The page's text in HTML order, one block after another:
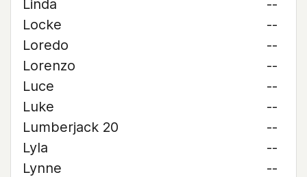
Linda
--
Locke
--
Loredo
--
Lorenzo
--
Luce
--
Luke
--
Lumberjack 20
--
Lyla
--
Lynne
--